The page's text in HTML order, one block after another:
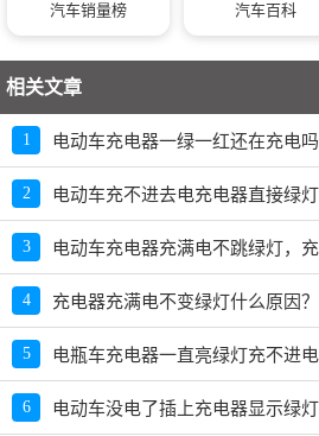
汽车销量榜 汽车百科
相关文章
1 电动车充电器一绿一红还在充电吗
2
3
4
5
6